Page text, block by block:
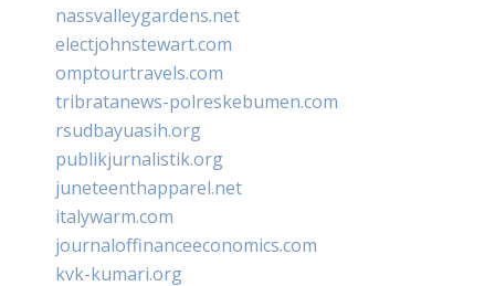
nassvalleygardens.net
electjohnstewart.com
omptourtravels.com
tribratanews-polreskebumen.com
rsudbayuasih.org
publikjurnalistik.org
juneteenthapparel.net
italywarm.com
journaloffinanceeconomics.com
kvk-kumari.org